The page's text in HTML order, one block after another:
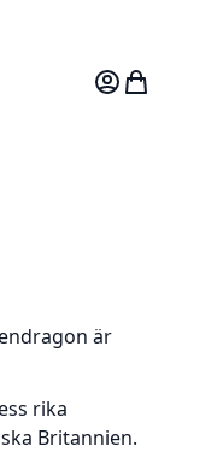
Mitt konto
är
rika
Britannien.